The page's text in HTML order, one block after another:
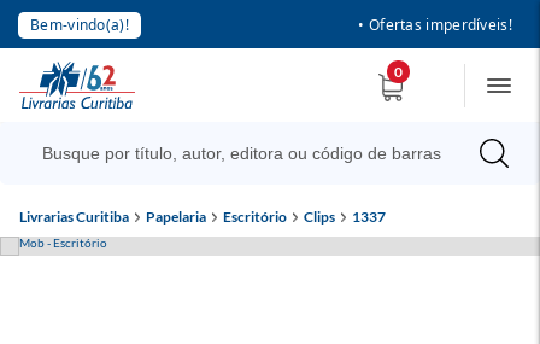
Bem-vindo(a)! • Ofertas imperdíveis!
0
Livrarias Curitiba Papelaria Escritório Clips 1337